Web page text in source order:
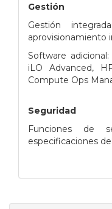
Gestión
Gestión
aprovisionamiento
Software
iLO Advanced,
Compute Ops
Seguridad
Funciones de
especificaciones